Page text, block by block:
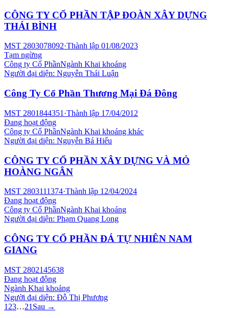
CÔNG TY CỔ PHẦN TẬP ĐOÀN XÂY DỰNG
THÁI BÌNH
MST 2803078092·Thành lập 01/08/2023
Tạm ngừng
Công ty Cổ PhầnNgành Khai khoáng
Người đại diện: Nguyễn Thái Luận
Công Ty Cổ Phần Thương Mại Đá Đông
MST 2801844351 ·Thành lập 17/04/2012
Đang hoạt động
Công ty Cổ PhầnNgành Khai khoáng khác
Người đại diện: Nguyễn Bá Hiếu
CÔNG TY CỔ PHẦN XÂY DỰNG VÀ MỎ
HOÀNG NGÂN
MST 2803111374·Thành lập 12/04/2024
Đang hoạt động
Công ty Cổ PhầnNgành Khai khoáng
Người đại diện: Phạm Quang Long
CÔNG TY CỔ PHẦN ĐÁ TỰ NHIÊN NAM
GIANG
MST 2802145638
Đang hoạt động
Ngành Khai khoáng
Người đại diện: Đỗ Thị Phương
1 23…21 Sau →